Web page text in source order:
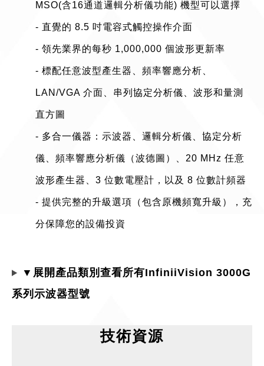
MSO(含16通道邏輯分析儀功能) 機型可以選擇
- 直覺的 8.5 吋電容式觸控操作介面
- 領先業界的每秒 1,000,000 個波形更新率
- 標配任意波型產生器、頻率響應分析、
LAN/VGA 介面、串列協定分析儀、波形和量測
直方圖
- 多合一儀器：示波器、邏輯分析儀、協定分析
儀、頻率響應分析儀（波德圖）、20 MHz 任意
波形產生器、3 位數電壓計，以及 8 位數計頻器
- 提供完整的升級選項（包含原機頻寬升級），充
分保障您的設備投資
▼展開產品類別查看所有InfiniiVision 3000G
系列示波器型號
技術資源